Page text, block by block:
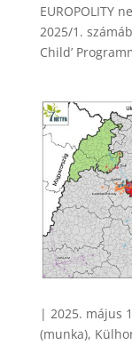
EUROPOLITY
2025/1.
Child’
| 2025. május
(munka),